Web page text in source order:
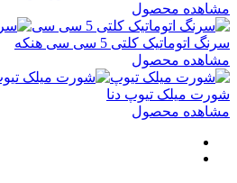
مشاهده محصول
سرنگ اتوماتیک کلتی 5 سی سی هنکه
مشاهده محصول
شورت میلک تیوپ دنا
مشاهده محصول